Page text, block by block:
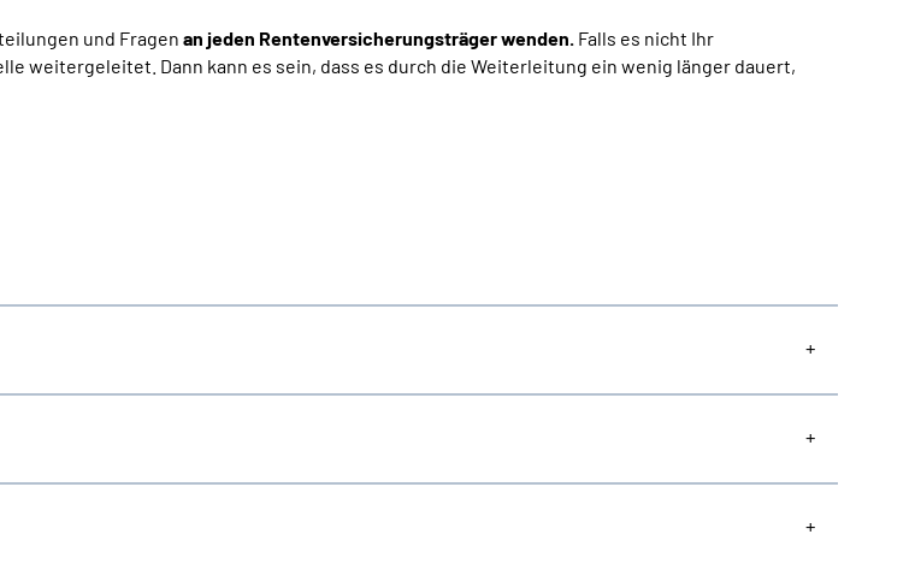
und Fragen an jeden Rentenversicherungsträger wenden. Falls es nicht Ihr
weitergeleitet. Dann kann es sein, dass es durch die Weiterleitung ein wenig länger dauert,